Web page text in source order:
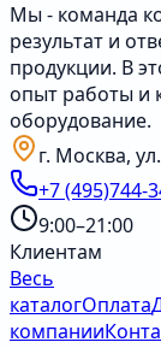
Мы - команда
результат и
продукции. В
опыт работы и
оборудование.
г. Москва,
+7 (495)744-
9:00–21:00
Клиентам
Весь
каталогОплата
компании